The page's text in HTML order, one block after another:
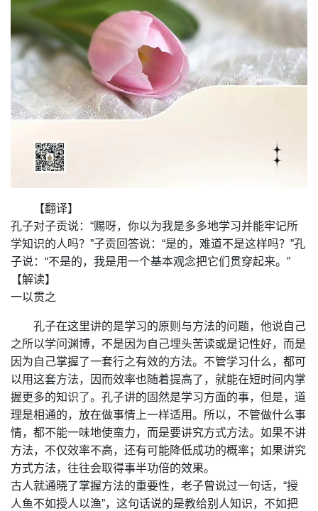
【翻译】
孔子对子贡说：“赐呀，你以为我是多多地学习并能牢记所
学知识的人吗？”子贡回答说：“是的，难道不是这样吗？”孔
子说：“不是的，我是用一个基本观念把它们贯穿起来。”
【解读】
一以贯之
孔子在这里讲的是学习的原则与方法的问题，他说自己
之所以学问渊博，不是因为自己埋头苦读或是记性好，而是
因为自己掌握了一套行之有效的方法。不管学习什么，都可
以用这套方法，因而效率也随着提高了，就能在短时间内掌
握更多的知识了。孔子讲的固然是学习方面的事，但是，道
理是相通的，放在做事情上一样适用。所以，不管做什么事
情，都不能一味地使蛮力，而是要讲究方式方法。如果不讲
方法，不仅效率不高，还有可能降低成功的概率；如果讲究
方式方法，往往会取得事半功倍的效果。
古人就通晓了掌握方法的重要性，老子曾说过一句话，“授
人鱼不如授人以渔”，这句话说的是教给别人知识，不如把